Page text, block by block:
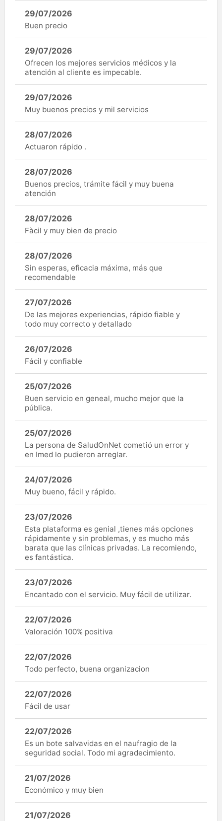
29/07/2026
Buen precio
29/07/2026
Ofrecen los mejores servicios médicos y la
atención al cliente es impecable.
29/07/2026
Muy buenos precios y mil servicios
28/07/2026
Actuaron rápido .
28/07/2026
Buenos precios, trámite fácil y muy buena
atención
28/07/2026
Fàcil y muy bien de precio
28/07/2026
Sin esperas, eficacia máxima, más que
recomendable
27/07/2026
De las mejores experiencias, rápido fiable y
todo muy correcto y detallado
26/07/2026
Fácil y confiable
25/07/2026
Buen servicio en geneal, mucho mejor que la
pública.
25/07/2026
La persona de SaludOnNet cometió un error y
en Imed lo pudieron arreglar.
24/07/2026
Muy bueno, fácil y rápido.
23/07/2026
Esta plataforma es genial ,tienes más opciones
rápidamente y sin problemas, y es mucho más
barata que las clínicas privadas. La recomiendo,
es fantástica.
23/07/2026
Encantado con el servicio. Muy fácil de utilizar.
22/07/2026
Valoración 100% positiva
22/07/2026
Todo perfecto, buena organizacion
22/07/2026
Fácil de usar
22/07/2026
Es un bote salvavidas en el naufragio de la
seguridad social. Todo mi agradecimiento.
21/07/2026
Económico y muy bien
21/07/2026